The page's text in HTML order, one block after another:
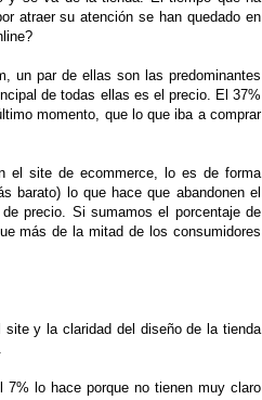
atraer su atención se han quedado en
un par de ellas son las predominantes
de todas ellas es el precio. El 37%
momento, que lo que iba a comprar
el site de ecommerce, lo es de forma
barato) lo que hace que abandonen el
precio. Si sumamos el porcentaje de
más de la mitad de los consumidores
site y la claridad del diseño de la tienda
7% lo hace porque no tienen muy claro